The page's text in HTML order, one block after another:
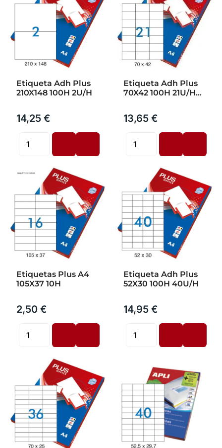
Etiqueta Adh Plus
210X148 100H 2U/H
14,25 €
Etiqueta Adh Plus
70X42 100H 21U/H
13,65 €
Etiquetas Plus A4
105X37 10H
2,50 €
Etiqueta Adh Plus
52X30 100H 40U/H
14,95 €